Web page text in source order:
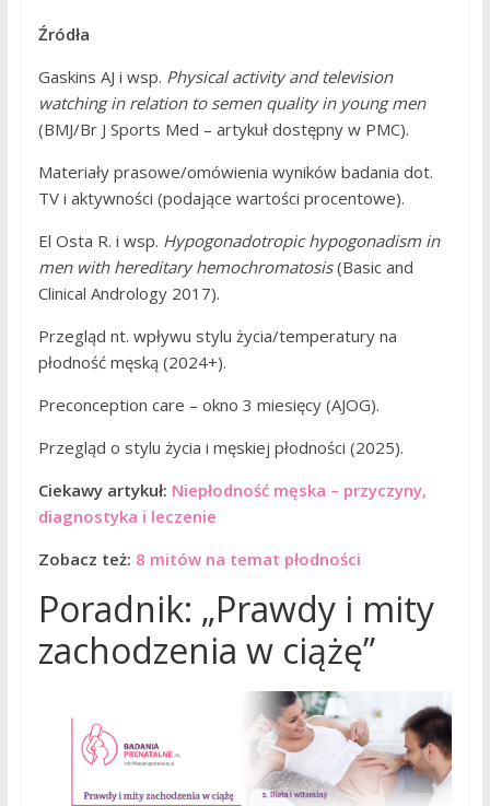
Źródła
Gaskins AJ i wsp. Physical activity and television
watching in relation to semen quality in young men
(BMJ/Br J Sports Med – artykuł dostępny w PMC).
Materiały prasowe/omówienia wyników badania dot.
TV i aktywności (podające wartości procentowe).
El Osta R. i wsp. Hypogonadotropic hypogonadism in
men with hereditary hemochromatosis(Basic and
Clinical Andrology 2017).
Przegląd nt. wpływu stylu życia/temperatury na
płodność męską (2024+).
Preconception care – okno 3 miesięcy (AJOG).
Przegląd o stylu życia i męskiej płodności (2025).
Ciekawy artykuł: Niepłodność męska – przyczyny,
diagnostyka i leczenie
Zobacz też: 8 mitów na temat płodności
Poradnik: „Prawdy i mity
zachodzenia w ciążę”